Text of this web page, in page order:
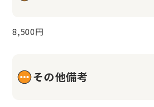
8,500円
その他備考